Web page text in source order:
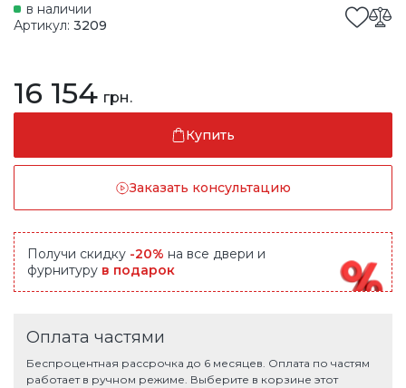
в наличии
Артикул: 3209
16 154 грн.
Купить
Заказать консультацию
Получи скидку -20% на все двери и
фурнитуру в подарок
Оплата частями
Беспроцентная рассрочка до 6 месяцев. Оплата по частям
работает в ручном режиме. Выберите в корзине этот